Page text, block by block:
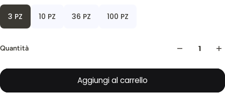
3 PZ 10 PZ 36 PZ 100 PZ
Quantità
Aggiungi al carrello